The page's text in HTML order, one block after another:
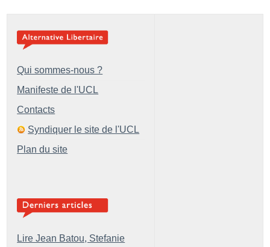
Qui sommes-nous ?
Manifeste de l'UCL
Contacts
Syndiquer le site de l'UCL
Plan du site
Lire Jean Batou, Stefanie